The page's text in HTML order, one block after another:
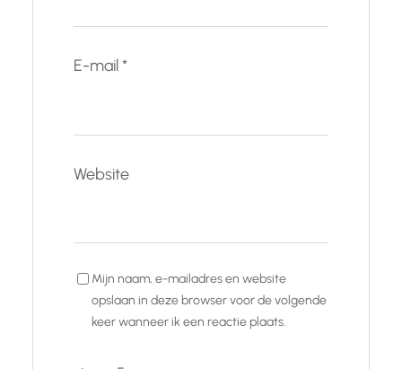
E-mail*
Website
Mijn naam, e-mailadres en website
opslaan in deze browser voor de volgende
keer wanneer ik een reactie plaats.